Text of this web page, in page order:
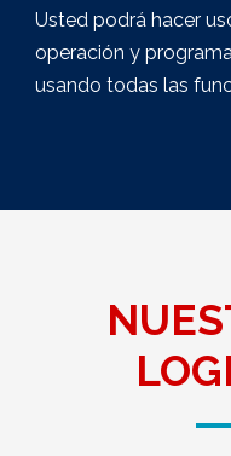
Usted podrá hacer
operación y
usando todas las